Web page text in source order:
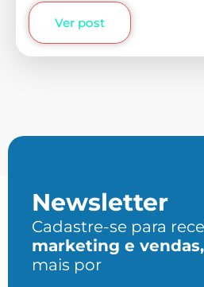
Ver post
Newsletter
Cadastre-se para
marketing e
mais por